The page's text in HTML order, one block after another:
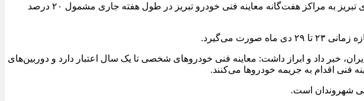
اسماعیلی با اشاره به جزئیات طرح تشویقی معاینه فنی خودرو خاطرنشان کرد: مراجعه مالکان خودروهای سواری تبریز به مراکز هفت‌گانه معاینه فنی خودرو تبریز در طول هفته جاری مشمول ۲۰ درصد
خبر داد و ابراز داشت: معاینه فنی خودروهای شخصی تا یک سال اعتبار دارد و دوربین‌های
فنی اقدام به جریمه خودروها می‌کنند.
شهروندان است.